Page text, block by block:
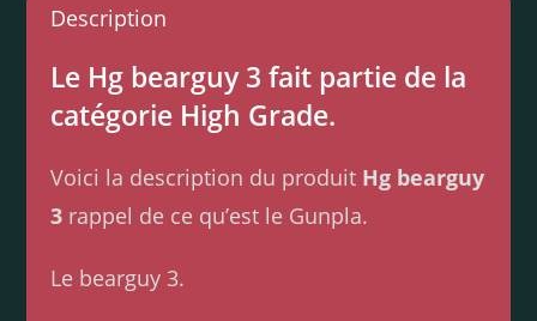
Description
Le Hg bearguy 3 fait partie de la
catégorie High Grade.
Voici la description du produit Hg bearguy
3 rappel de ce qu’est le Gunpla.
Le bearguy 3.